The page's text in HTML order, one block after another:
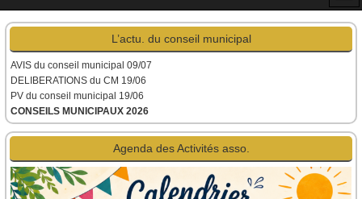
L’actu. du conseil municipal
AVIS du conseil municipal 09/07
DELIBERATIONS du CM 19/06
PV du conseil municipal 19/06
CONSEILS MUNICIPAUX 2026
Agenda des Activités asso.